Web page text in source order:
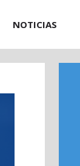
NOTICIAS